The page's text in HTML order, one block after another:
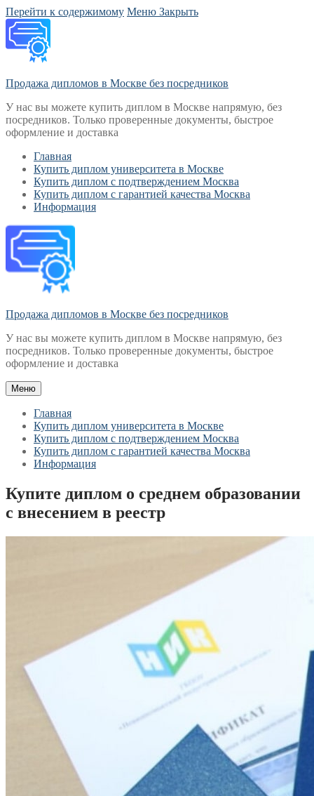
Перейти к содержимому Меню Закрыть
Продажа дипломов в Москве без посредников
У нас вы можете купить диплом в Москве напрямую, без
посредников. Только проверенные документы, быстрое
оформление и доставка
Главная
Купить диплом университета в Москве
Купить диплом с подтверждением Москва
Купить диплом с гарантией качества Москва
Информация
Продажа дипломов в Москве без посредников
У нас вы можете купить диплом в Москве напрямую, без
посредников. Только проверенные документы, быстрое
оформление и доставка
Меню
Главная
Купить диплом университета в Москве
Купить диплом с подтверждением Москва
Купить диплом с гарантией качества Москва
Информация
Купите диплом о среднем образовании
с внесением в реестр